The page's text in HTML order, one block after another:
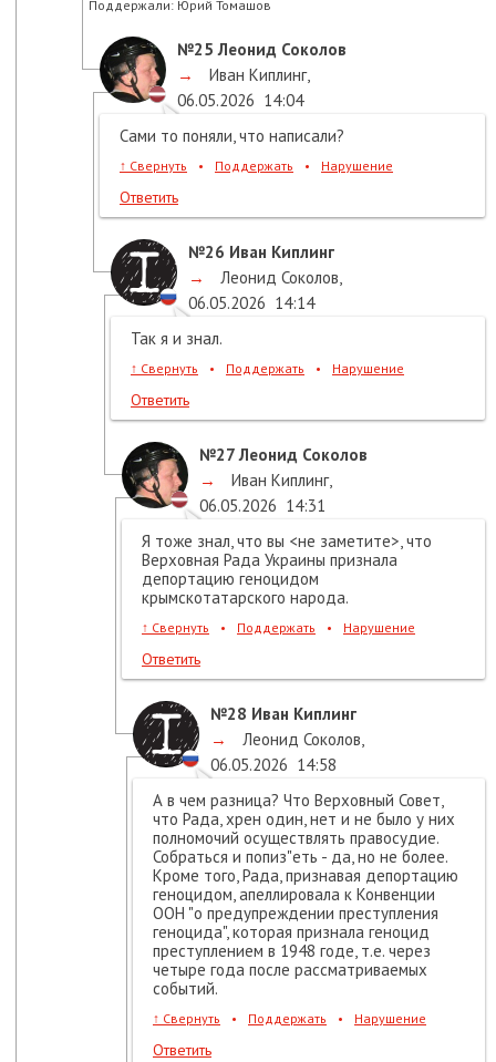
Поддержали: Юрий Томашов
№25 Леонид Соколов
→
Иван Киплинг,
06.05.2026 14:04
Сами то поняли, что написали?
↑ Свернуть • Поддержать • Нарушение
Ответить
№26 Иван Киплинг
→
Леонид Соколов,
06.05.2026 14:14
Так я и знал.
↑ Свернуть • Поддержать • Нарушение
Ответить
№27Леонид Соколов
→
Иван Киплинг,
06.05.2026 14:31
Я тоже знал, что вы <не заметите>, что
Верховная Рада Украины признала
депортацию геноцидом
крымскотатарского народа.
↑ Свернуть • Поддержать • Нарушение
Ответить
№28 Иван Киплинг
→
Леонид Соколов,
06.05.2026 14:58
А в чем разница? Что Верховный Совет,
что Рада, хрен один, нет и не было у них
полномочий осуществлять правосудие.
Собраться и попиз"еть - да, но не более.
Кроме того, Рада, признавая депортацию
геноцидом, апеллировала к Конвенции
ООН "о предупреждении преступления
геноцида", которая признала геноцид
преступлением в 1948 годе, т.е. через
четыре года после рассматриваемых
событий.
↑ Свернуть • Поддержать • Нарушение
Ответить